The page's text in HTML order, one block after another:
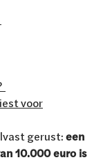
voor
gerust:een
10.000 euro is